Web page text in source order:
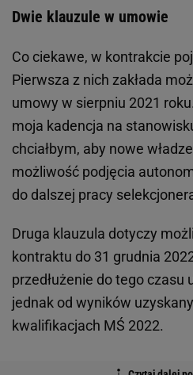
Dwie klauzule w umowie
Co ciekawe, w kontrakcie
Pierwsza z nich zakłada
umowy w sierpniu 2021
moja kadencja na
chciałbym, aby nowe
możliwość podjęcia
do dalszej pracy
Druga klauzula dotyczy
kontraktu do 31 grudnia
przedłużenie do tego czasu
jednak od wyników
kwalifikacjach MŚ 2022.